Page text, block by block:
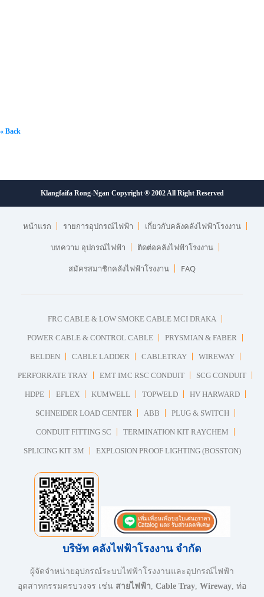
« Back
Klangfaifa Rong-Ngan Copyright ® 2002 All Right Reserved
หน้าแรก รายการอุปกรณ์ไฟฟ้า
เกี่ยวกับคลังคลังไฟฟ้าโรงงาน
บทความ อุปกรณ์ไฟฟ้า
ติดต่อคลังไฟฟ้าโรงงาน
สมัครสมาชิกคลังไฟฟ้าโรงงาน
FAQ
FRC CABLE & LOW SMOKE CABLE MCI DRAKA
POWER CABLE & CONTROL CABLE PRYSMIAN & FABER
BELDEN CABLE LADDER CABLETRAY WIREWAY
PERFORRATE TRAY EMT IMC RSC CONDUIT SCG CONDUIT
HDPE EFLEX KUMWELL TOPWELD HV HARWARD
SCHNEIDER LOAD CENTER ABB PLUG & SWITCH
CONDUIT FITTING SC TERMINATION KIT RAYCHEM
SPLICING KIT 3M EXPLOSION PROOF LIGHTING (BOSSTON)
บริษัท คลังไฟฟ้าโรงงาน จำกัด
ผู้จัดจำหน่ายอุปกรณ์ระบบไฟฟ้าโรงงานและอุปกรณ์ไฟฟ้า
อุตสาหกรรมครบวงจร เช่น สายไฟฟ้า Cable Tray Wireway , ท่อ